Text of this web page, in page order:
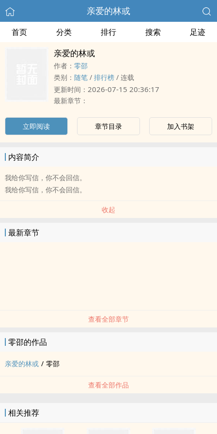
亲爱的林或
首页 分类 排行 搜索 足迹
亲爱的林或
作者： 零邵
类别： 随笔 / 排行榜 / 连载
更新时间： 2026-07-15 20:36:17
最新章节：
立即阅读 章节目录 加入书架
内容简介
我给你写信，你不会回信。
我给你写信，你不会回信。
收起
最新章节
查看全部章节
零邵的作品
亲爱的林或 / 零邵
查看全部作品
相关推荐